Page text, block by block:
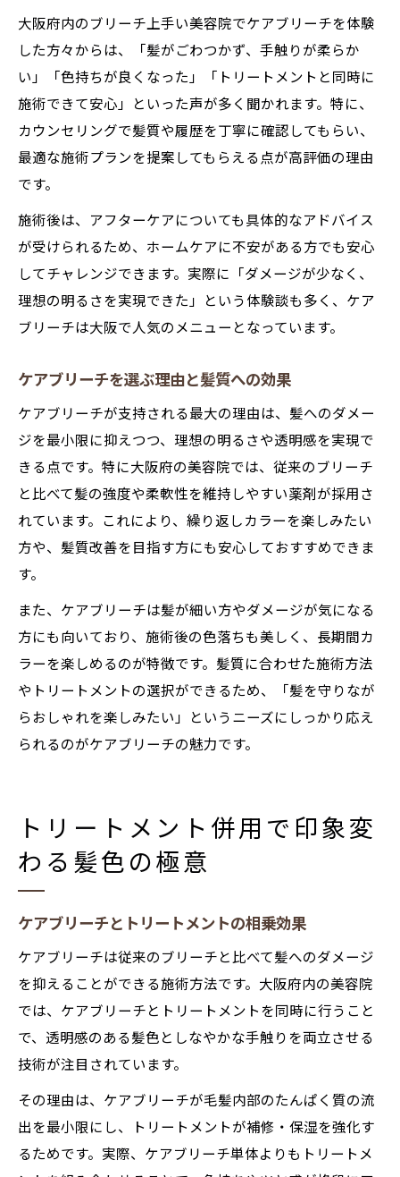
大阪府内のブリーチ上手い美容院でケアブリーチを体験
した方々からは、「髪がごわつかず、手触りが柔らか
い」「色持ちが良くなった」「トリートメントと同時に
施術できて安心」といった声が多く聞かれます。特に、
カウンセリングで髪質や履歴を丁寧に確認してもらい、
最適な施術プランを提案してもらえる点が高評価の理由
です。
施術後は、アフターケアについても具体的なアドバイス
が受けられるため、ホームケアに不安がある方でも安心
してチャレンジできます。実際に「ダメージが少なく、
理想の明るさを実現できた」という体験談も多く、ケア
ブリーチは大阪で人気のメニューとなっています。
ケアブリーチを選ぶ理由と髪質への効果
ケアブリーチが支持される最大の理由は、髪へのダメー
ジを最小限に抑えつつ、理想の明るさや透明感を実現で
きる点です。特に大阪府の美容院では、従来のブリーチ
と比べて髪の強度や柔軟性を維持しやすい薬剤が採用さ
れています。これにより、繰り返しカラーを楽しみたい
方や、髪質改善を目指す方にも安心しておすすめできま
す。
また、ケアブリーチは髪が細い方やダメージが気になる
方にも向いており、施術後の色落ちも美しく、長期間カ
ラーを楽しめるのが特徴です。髪質に合わせた施術方法
やトリートメントの選択ができるため、「髪を守りなが
らおしゃれを楽しみたい」というニーズにしっかり応え
られるのがケアブリーチの魅力です。
トリートメント併用で印象変
わる髪色の極意
ケアブリーチとトリートメントの相乗効果
ケアブリーチは従来のブリーチと比べて髪へのダメージ
を抑えることができる施術方法です。大阪府内の美容院
では、ケアブリーチとトリートメントを同時に行うこと
で、透明感のある髪色としなやかな手触りを両立させる
技術が注目されています。
その理由は、ケアブリーチが毛髪内部のたんぱく質の流
出を最小限にし、トリートメントが補修・保湿を強化す
るためです。実際、ケアブリーチ単体よりもトリートメ